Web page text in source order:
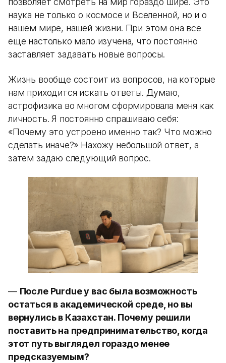
наука не только о космосе и Вселенной, но и о
нашем мире, нашей жизни. При этом она все
еще настолько мало изучена, что постоянно
заставляет задавать новые вопросы.
Жизнь вообще состоит из вопросов, на которые
нам приходится искать ответы. Думаю,
астрофизика во многом сформировала меня как
личность. Я постоянно спрашиваю себя:
«Почему это устроено именно так? Что можно
сделать иначе?» Нахожу небольшой ответ, а
затем задаю следующий вопрос.
— После Purdue у вас была возможность
остаться в академической среде, но вы
вернулись в Казахстан. Почему решили
поставить на предпринимательство, когда
этот путь выглядел гораздо менее
предсказуемым?